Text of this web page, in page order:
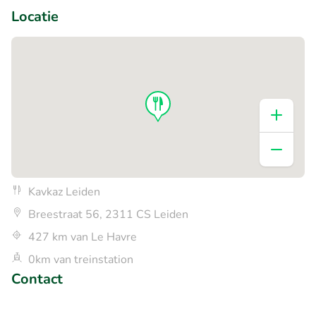
Locatie
Kavkaz Leiden
Breestraat 56, 2311 CS Leiden
427 km van Le Havre
0km van treinstation
Contact